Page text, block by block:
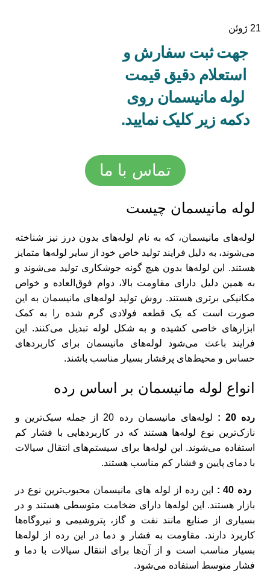
21 ژوئن
جهت ثبت سفارش و
استعلام دقیققیمت
لوله مانیسمان روی
دکمه زیر کلیک نمایید.
تماس با ما
لوله مانیسمان چیست
لوله‌های مانیسمان، که به نام لوله‌های بدون درز نیز شناخته
می‌شوند، به دلیل فرایند تولید خاص خود از سایر لوله‌ها متمایز
هستند. این لوله‌ها بدون هیچ گونه جوشکاری تولید می‌شوند و
به همین دلیل دارای مقاومت بالا، دوام فوق‌العاده و خواص
مکانیکی برتری هستند. روش تولید لوله‌های مانیسمان به این
صورت است که یک قطعه فولادی گرم شده را به کمک
ابزارهای خاصی کشیده و به شکل لوله تبدیل می‌کنند. این
فرایند باعث می‌شود لوله‌های مانیسمان برای کاربردهای
حساس و محیط‌های پرفشار بسیار مناسب باشند.
انواع لوله مانیسمان بر اساس رده
رده 20 :
لوله‌های مانیسمان رده 20 از جمله سبک‌ترین و
نازک‌ترین نوع لوله‌ها هستند که در کاربردهایی با فشار کم
استفاده می‌شوند. این لوله‌ها برای سیستم‌های انتقال سیالات
با دمای پایین و فشار کم مناسب هستند.
رده 40 :
این رده از لوله های مانیسمان محبوب‌ترین نوع در
بازار هستند. این لوله‌ها دارای ضخامت متوسطی هستند و در
بسیاری از صنایع مانند نفت و گاز، پتروشیمی و نیروگاه‌ها
کاربرد دارند. مقاومت به فشار و دما در این رده از لوله‌ها
بسیار مناسب است و از آن‌ها برای انتقال سیالات با دما و
فشار متوسط استفاده می‌شود.